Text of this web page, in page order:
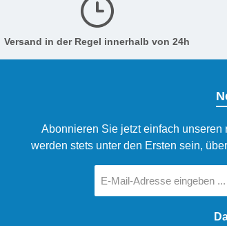
Versand in der Regel innerhalb von 24h
Abonnieren Sie jetzt einfach
werden stets unter den Ersten sein,
Mail-